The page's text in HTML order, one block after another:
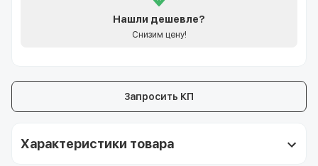
Нашли дешевле?
Снизим цену!
Запросить КП
Характеристики товара